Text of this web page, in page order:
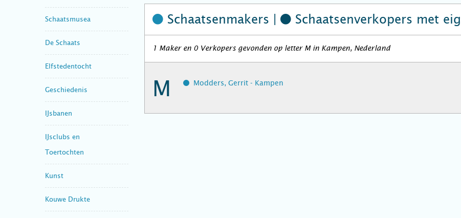
Schaatsmusea
De Schaats
Elfstedentocht
Geschiedenis
IJsbanen
IJsclubs en
Toertochten
Kunst
Kouwe Drukte
Schaatsenmakers | Schaatsenverkopers met
1 Maker en 0 Verkopers gevonden op letter M in Kampen, Nederland
M Modders, Gerrit - Kampen